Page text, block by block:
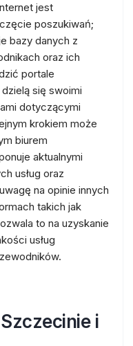
jest
poszukiwań;
bazy danych z
oraz ich
portale
się swoimi
dotyczącymi
krokiem może
biurem
aktualnymi
usług oraz
na opinie innych
takich jak
to na uzyskanie
usług
i